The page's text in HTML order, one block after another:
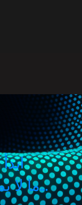
ما لا يمكن الوصول إليه...